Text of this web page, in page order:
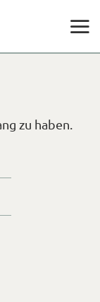
zu haben.